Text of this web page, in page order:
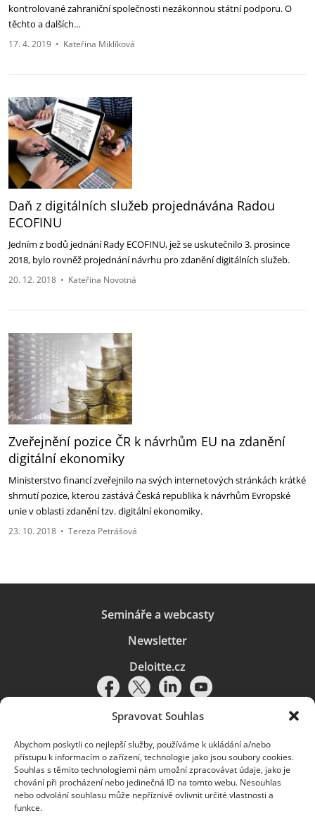
Spravovat Souhlas
Abychom poskytli co nejlepší služby, používáme k ukládání a/nebo
přístupu k informacím o zařízení, technologie jako jsou soubory cookies.
Souhlas s těmito technologiemi nám umožní zpracovávat údaje, jako je
chování při procházení nebo jedinečná ID na tomto webu. Nesouhlas
nebo odvolání souhlasu může nepříznivě ovlivnit určité vlastnosti a
funkce.
kontrolované zahraniční společnosti nezákonnou státní podporu. O
těchto a dalších…
17. 4. 2019 • Kateřina Miklíková
Daň z digitálních služeb projednávána Radou
ECOFINU
Jedním z bodů jednání Rady ECOFINU, jež se uskutečnilo 3. prosince
2018, bylo rovněž projednání návrhu pro zdanění digitálních služeb.
20. 12. 2018 • Kateřina Novotná
Zveřejnění pozice ČR k návrhům EU na zdanění
digitální ekonomiky
Ministerstvo financí zveřejnilo na svých internetových stránkách krátké
shrnutí pozice, kterou zastává Česká republika k návrhům Evropské
unie v oblasti zdanění tzv. digitální ekonomiky.
23. 10. 2018 • Tereza Petrášová
Semináře a webcasty
Newsletter
Deloitte.cz
Pravidla používání|Ochrana osobních údajů|Soubory cookies |
Deloitte.cz
© 2026. Více informací najdete vPravidlech používání.
Deloitte označuje jednu či více společností globální sítě členských